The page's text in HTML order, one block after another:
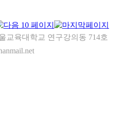
교육대학교 연구강의동 714호